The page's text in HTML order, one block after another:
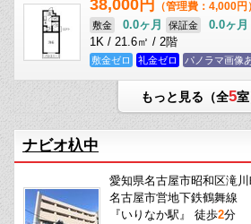
38,000円 （管理費：4,000円）
敷金 0.0ヶ月 保証金 0.0ヶ月
1K / 21.6㎡ / 2階
敷金ゼロ 礼金ゼロ パノラマ画像
もっと見る（全5室
ナビオ杁中
愛知県名古屋市昭和区滝
名古屋市営地下鉄鶴舞線
『いりなか駅』 徒歩2分